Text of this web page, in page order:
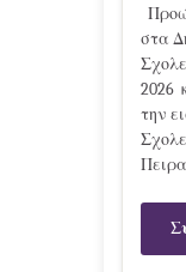
στα
2026
την